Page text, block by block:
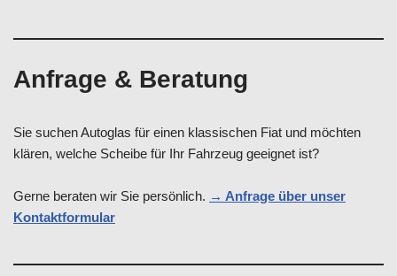
Anfrage & Beratung
Sie suchen Autoglas für einen klassischen Fiat und möchten
klären, welche Scheibe für Ihr Fahrzeug geeignet ist?
Gerne beraten wir Sie persönlich. → Anfrage über unser
Kontaktformular